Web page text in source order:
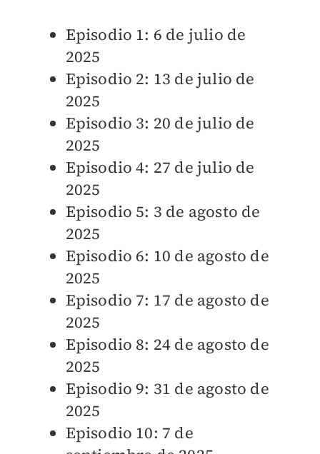
Episodio 1: 6 de julio de
2025
Episodio 2: 13 de julio de
2025
Episodio 3: 20 de julio de
2025
Episodio 4: 27 de julio de
2025
Episodio 5: 3 de agosto de
2025
Episodio 6: 10 de agosto de
2025
Episodio 7: 17 de agosto de
2025
Episodio 8: 24 de agosto de
2025
Episodio 9: 31 de agosto de
2025
Episodio 10: 7 de